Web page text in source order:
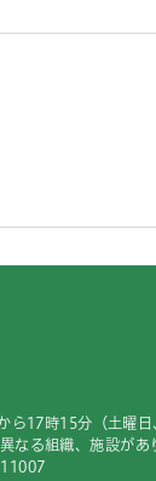
ら17時15分（土曜
なる組織、施設があ